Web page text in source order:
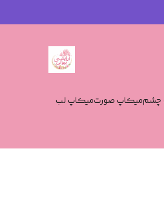
چشممیکاپ صورتمیکاپ لب